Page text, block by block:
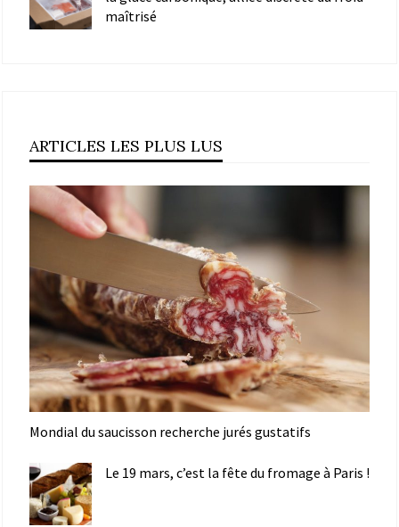
maîtrisé
ARTICLES LES PLUS LUS
Mondial du saucisson recherche jurés gustatifs
Le 19 mars, c’est la fête du fromage à Paris !